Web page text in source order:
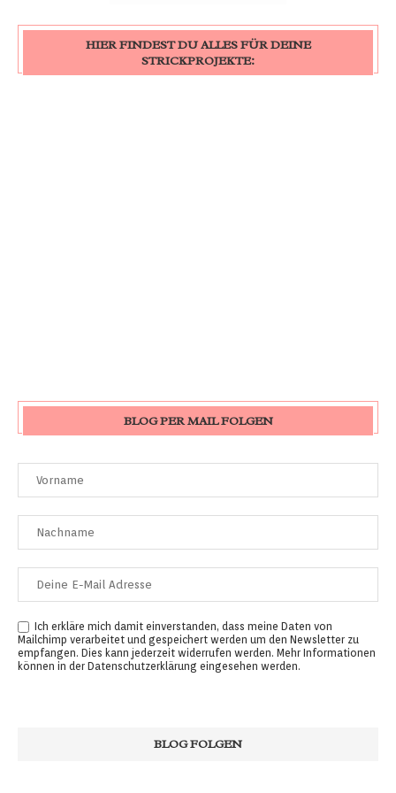
HIER FINDEST DU ALLES FÜR DEINE
STRICKPROJEKTE:
BLOG PER MAIL FOLGEN
Ich erkläre mich damit einverstanden, dass meine Daten von
Mailchimp verarbeitet und gespeichert werden um den Newsletter zu
empfangen. Dies kann jederzeit widerrufen werden. Mehr Informationen
können in der Datenschutzerklärung eingesehen werden.